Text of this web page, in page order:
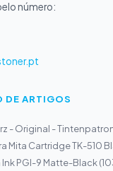
número:
DE ARTIGOS
Mita Cartridge TK-510
PGI-9 Matte-Black